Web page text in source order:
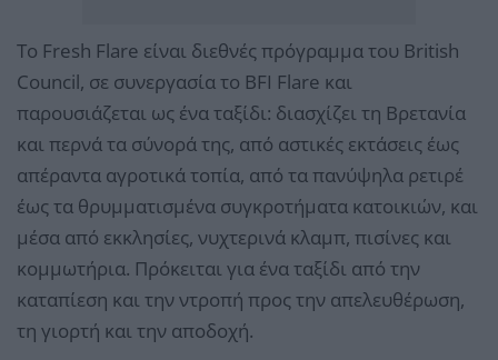
Το Fresh Flare είναι διεθνές πρόγραμμα του British
Council, σε συνεργασία το BFI Flare και
παρουσιάζεται ως ένα ταξίδι: διασχίζει τη Βρετανία
και περνά τα σύνορά της, από αστικές εκτάσεις έως
απέραντα αγροτικά τοπία, από τα πανύψηλα ρετιρέ
έως τα θρυμματισμένα συγκροτήματα κατοικιών, και
μέσα από εκκλησίες, νυχτερινά κλαμπ, πισίνες και
κομμωτήρια. Πρόκειται για ένα ταξίδι από την
καταπίεση και την ντροπή προς την απελευθέρωση,
τη γιορτή και την αποδοχή.